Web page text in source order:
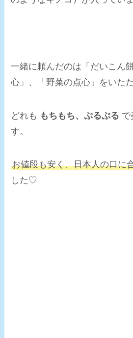
一緒に頼んだのは「だいこん
心」、「野菜の点心」をいた
どれも もちもち、ぷるぷる で
す。
お値段も安く、日本人の口に
した♡